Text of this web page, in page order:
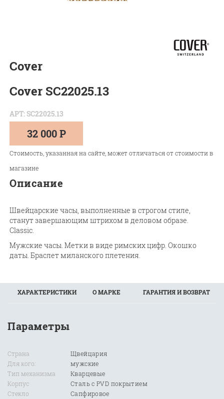
Cover
Cover SC22025.13
АРТ: SC22025.13
32 000 Р
Стоимость, указанная на сайте, может отличаться от стоимости в
магазине
Описание
Швейцарские часы, выполненные в строгом стиле,
станут завершающим штрихом в деловом образе.
Classic.
Мужские часы. Метки в виде римских цифр. Окошко
даты. Браслет миланского плетения.
ХАРАКТЕРИСТИКИ О МАРКЕ ГАРАНТИЯ И ВОЗВРАТ
Параметры
Страна
Для кого:
Тип механизма
Корпус
Стекло
Щвейцария
мужские
Кварцевые
Сталь с PVD покрытием
Сапфировое